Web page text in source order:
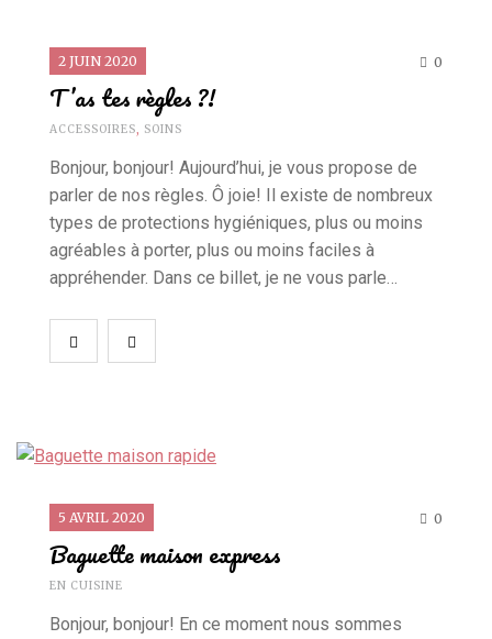
2 JUIN 2020 0
T’as tes règles ?!
ACCESSOIRES, SOINS
Bonjour, bonjour! Aujourd’hui, je vous propose de
parler de nos règles. Ô joie! Il existe de nombreux
types de protections hygiéniques, plus ou moins
agréables à porter, plus ou moins faciles à
appréhender. Dans ce billet, je ne vous parle…
5 AVRIL 2020 0
Baguette maison express
EN CUISINE
Bonjour, bonjour! En ce moment nous sommes